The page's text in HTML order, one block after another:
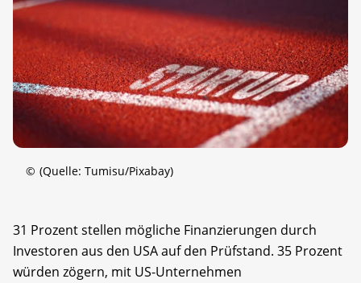
© (Quelle: Tumisu/Pixabay)
31 Prozent stellen mögliche Finanzierungen durch
Investoren aus den USA auf den Prüfstand. 35 Prozent
würden zögern, mit US-Unternehmen